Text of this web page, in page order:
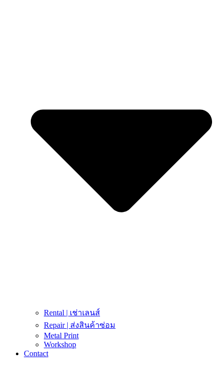
Rental | เช่าเลนส์
Repair | ส่งสินค้าซ่อม
Metal Print
Workshop
Contact